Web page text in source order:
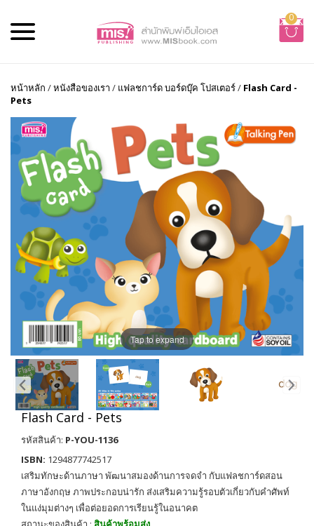
0
หน้าหลัก /หนังสือของเรา / แฟลชการ์ด บอร์ดบุ๊ค โปสเตอร์/ Flash Card -
Pets
Tap to expand
Flash Card - Pets
รหัสสินค้า: P-YOU-1136
ISBN: 1294877742517
เสริมทักษะด้านภาษา พัฒนาสมองด้านการจดจำ กับแฟลชการ์ดสอน
ภาษาอังกฤษ ภาพประกอบน่ารัก ส่งเสริมความรู้รอบตัวเกี่ยวกับคำศัพท์
ในแง่มุมต่างๆ เพื่อต่อยอดการเรียนรู้ในอนาคต